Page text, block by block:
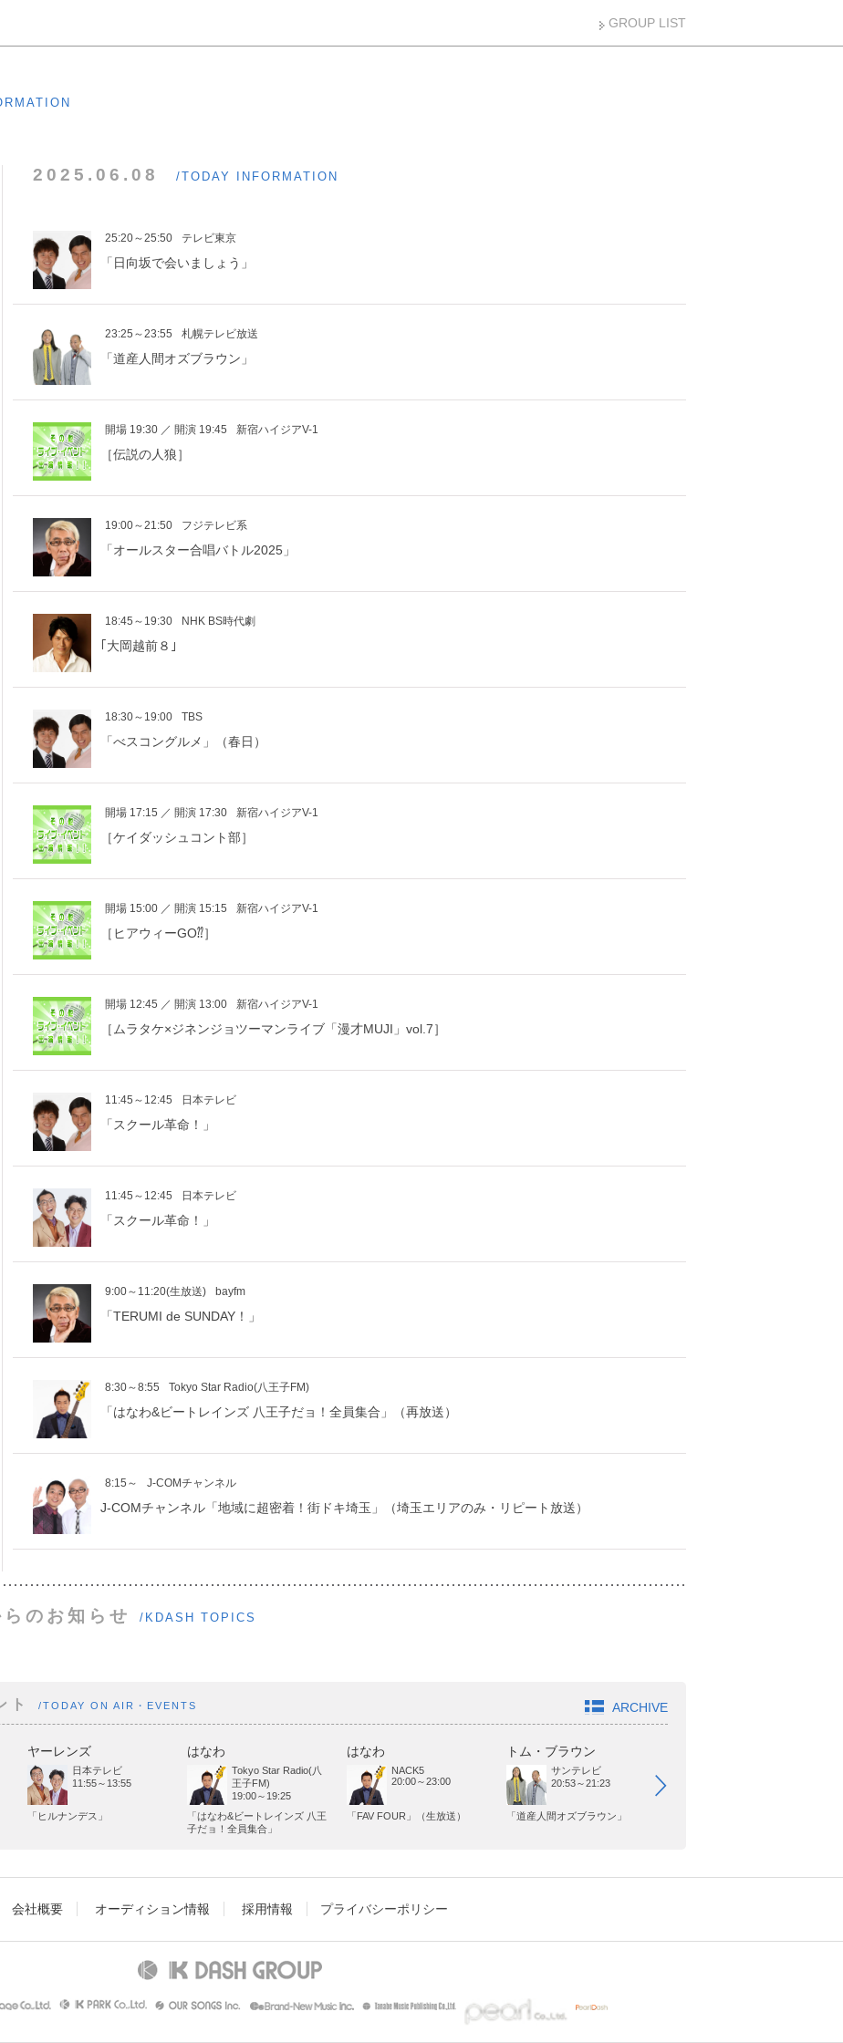
GROUP LIST
2025.06.08 /TODAY INFORMATION
25:20～25:50 テレビ東京
「日向坂で会いましょう」
23:25～23:55 札幌テレビ放送
「道産人間オズブラウン」
開場 19:30 ／ 開演 19:45 新宿ハイジアV-1
［伝説の人狼］
19:00～21:50 フジテレビ系
「オールスター合唱バトル2025」
18:45～19:30 NHK BS時代劇
｢大岡越前８｣
18:30～19:00 TBS
「べスコングルメ」（春日）
開場 17:15 ／ 開演 17:30 新宿ハイジアV-1
［ケイダッシュコント部］
開場 15:00 ／ 開演 15:15 新宿ハイジアV-1
［ヒアウィーGO⁇］
開場 12:45 ／ 開演 13:00 新宿ハイジアV-1
［ムラタケ×ジネンジョツーマンライブ「漫才MUJI」vol.7］
11:45～12:45 日本テレビ
「スクール革命！」
11:45～12:45 日本テレビ
「スクール革命！」
9:00～11:20(生放送) bayfm
「TERUMI de SUNDAY！」
8:30～8:55 Tokyo Star Radio(八王子FM)
「はなわ&ビートレインズ 八王子だョ！全員集合」（再放送）
8:15～ J-COMチャンネル
J-COMチャンネル「地域に超密着！街ドキ埼玉」（埼玉エリアのみ・リピート放送）
のお知らせ /KDASH TOPICS
ト /TODAY ON AIR・EVENTS
ヤーレンズ
日本テレビ
11:55～13:55
「ヒルナンデス」
はなわ
Tokyo Star Radio(八
王子FM)
19:00～19:25
「はなわ&ビートレインズ 八王
子だョ！全員集合」
はなわ
NACK5
20:00～23:00
「FAV FOUR」（生放送）
トム・ブラウン
サンテレビ
20:53～21:23
「道産人間オズブラウン」
ARCHIVE
会社概要 オーディション情報 採用情報 プライバシーポリシー